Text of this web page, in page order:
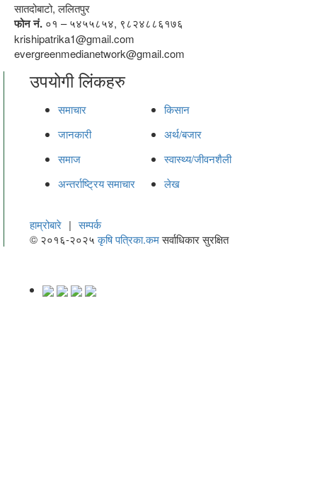
सातदोबाटो, ललितपुर
फोन नं. ०१ – ५४५५८५४, ९८२४८८६१७६
krishipatrika1@gmail.com
evergreenmedianetwork@gmail.com
उपयोगी लिंकहरु
समाचार
किसान
जानकारी
अर्थ/बजार
समाज
स्वास्थ्य/जीवनशैली
अन्तर्राष्ट्रिय समाचार
लेख
हाम्रोबारे | सम्पर्क
© २०१६-२०२५कृषि पत्रिका.कमसर्वाधिकार सुरक्षित